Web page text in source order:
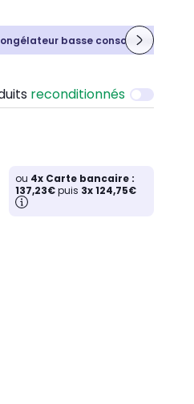
basse consommation
reconditionnés
ou 4x Carte bancaire :
137,23€puis 3x 124,75€